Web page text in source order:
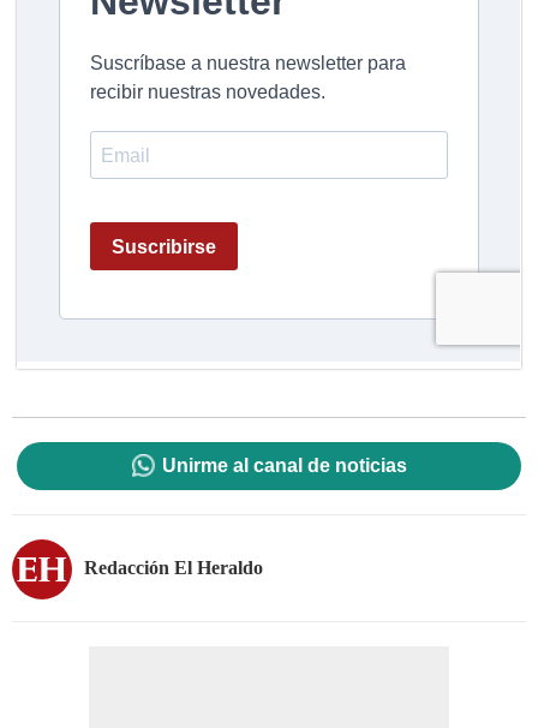
Unirme al canal de noticias
Redacción El Heraldo